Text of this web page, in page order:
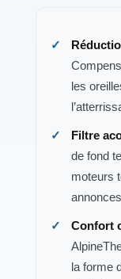
les
Filtre
de fond
moteurs
Confort
la forme